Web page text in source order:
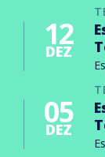
12
DEZ
05
DEZ